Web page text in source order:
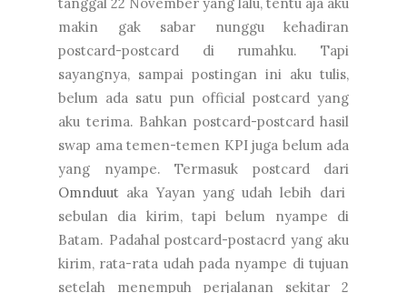
tanggal 22 November yang lalu, tentu aja aku
makin gak sabar nunggu kehadiran
postcard-postcard di rumahku. Tapi
sayangnya, sampai postingan ini aku tulis,
belum ada satu pun official postcard yang
aku terima. Bahkan postcard-postcard hasil
swap ama temen-temen KPI juga belum ada
yang nyampe. Termasuk postcard dari
Omnduut aka Yayan yang udah lebih dari
sebulan dia kirim, tapi belum nyampe di
Batam. Padahal postcard-postacrd yang aku
kirim, rata-rata udah pada nyampe di tujuan
setelah menempuh perjalanan sekitar 2